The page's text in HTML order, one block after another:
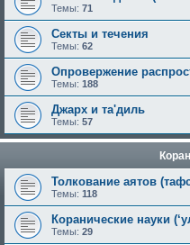
Темы: 71
Секты и течения
Темы: 62
Опровержение
Темы: 188
Джарх и та'диль
Темы: 57
Толкование аятов
Темы: 118
Коранические науки
Темы: 29